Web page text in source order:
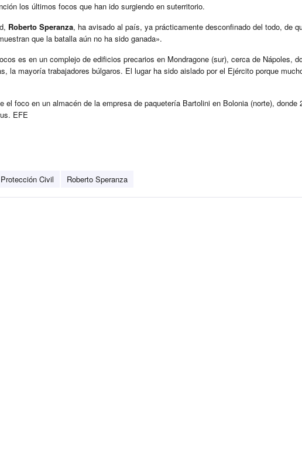
los últimos focos que han ido surgiendo en suterritorio.
Roberto Speranza, ha avisado al país, ya prácticamente desconfinado del todo, de
que la batalla aún no ha sido ganada».
es en un complejo de edificios precarios en Mondragone (sur), cerca de Nápoles,
la mayoría trabajadores búlgaros. El lugar ha sido aislado por el Ejército porque
el foco en un almacén de la empresa de paquetería Bartolini en Bolonia (norte), donde
EFE
Protección Civil Roberto Speranza